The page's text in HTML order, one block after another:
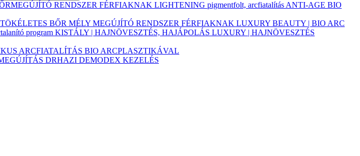
RENDSZER FÉRFIAKNAK LIGHTENING pigmentfolt, arcfiatalítás ANTI-AGE BIO
BŐR MÉLY MEGÚJÍTÓ RENDSZER FÉRFIAKNAK LUXURY BEAUTY | BIO ARC
program KISTÁLY | HAJNÖVESZTÉS, HAJÁPOLÁS LUXURY | HAJNÖVESZTÉS
ARCFIATALÍTÁS BIO ARCPLASZTIKÁVAL
DRHAZI DEMODEX KEZELÉS